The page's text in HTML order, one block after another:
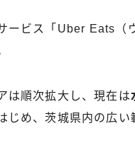
ービス「Uber Eats（
は順次拡大し、現在は
じめ、茨城県内の広い